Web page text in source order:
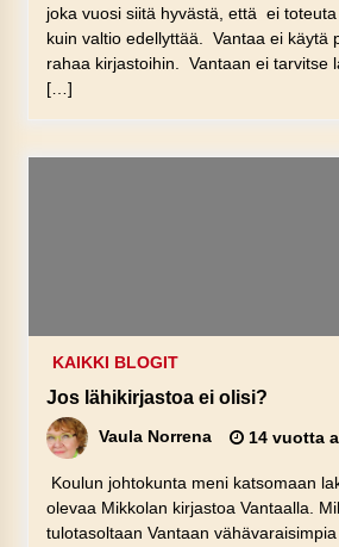
joka vuosi siitä hyvästä, että ei
kuin valtio edellyttää. Vantaa ei käytä
rahaa kirjastoihin. Vantaan ei tarvitse
[…]
KAIKKI BLOGIT
Jos lähikirjastoa ei olisi?
Vaula Norrena 14 vuotta
Koulun johtokunta meni katsomaan
olevaa Mikkolan kirjastoa Vantaalla.
tulotasoltaan Vantaan vähävaraisimpia